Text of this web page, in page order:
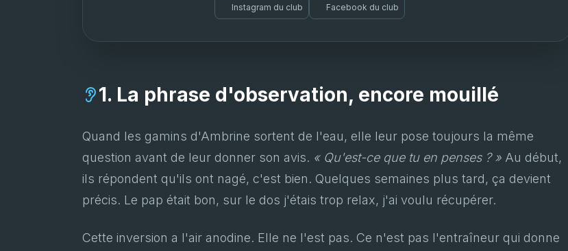
Instagram du club Facebook du club
1. La phrase d'observation, encore mouillé
Quand les gamins d'Ambrine sortent de l'eau, elle leur pose toujours la même
question avant de leur donner son avis. « Qu'est-ce que tu en penses ? » Au début,
ils répondent qu'ils ont nagé, c'est bien. Quelques semaines plus tard, ça devient
précis. Le pap était bon, sur le dos j'étais trop relax, j'ai voulu récupérer.
Cette inversion a l'air anodine. Elle ne l'est pas. Ce n'est pas l'entraîneur qui donne